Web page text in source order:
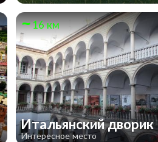
16 км
Итальянский дворик
Интересное место